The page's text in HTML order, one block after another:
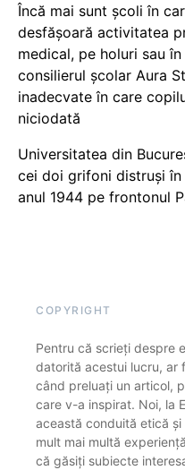
Încă mai sunt școli în
desfășoară activitatea
medical, pe holuri sau
consilierul școlar Aura
inadecvate în care
niciodată
Universitatea din
cei doi grifoni distruși
anul 1944 pe frontonul
COPYRIGHT
Pentru că scrieți despre
datorită acestui lucru, ar
când preluați un articol,
care v-a inspirat. Noi, la
această conduită etică
mult mai multă
că găsiți subiecte